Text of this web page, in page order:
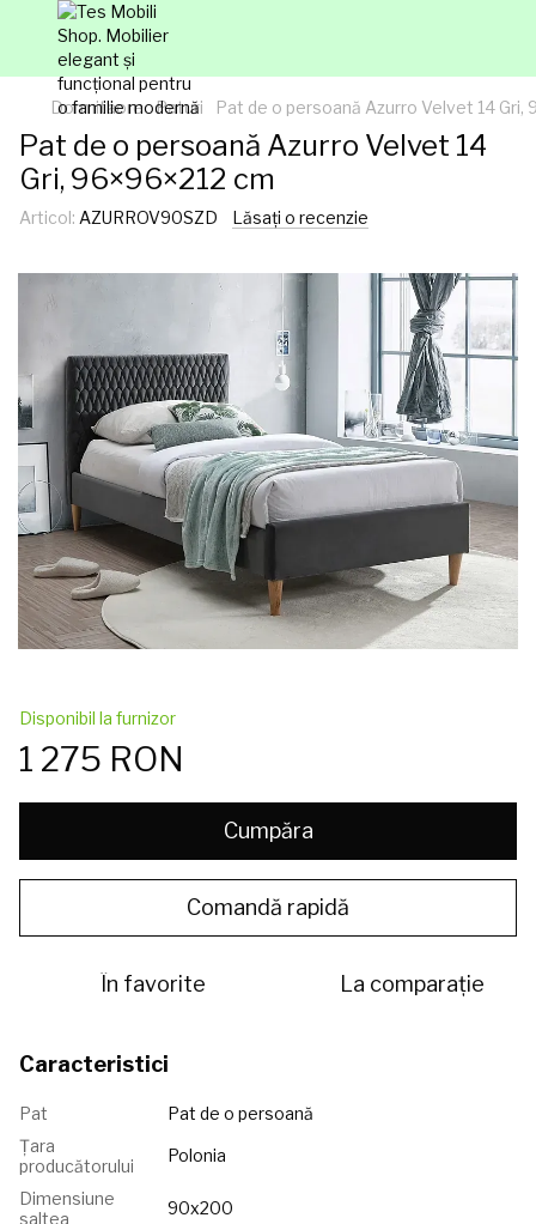
Dormitaore Paturi Pat de o persoană Azurro Velvet 14 Gri,
Pat de o persoană Azurro Velvet 14
Gri, 96×96×212 cm
Articol: AZURROV90SZD Lăsați o recenzie
Disponibil la furnizor
1 275 RON
Cumpăra
Comandă rapidă
În favorite La comparație
Caracteristici
Pat
Pat de o persoană
Țara
producătorului
Polonia
Dimensiune
saltea
90x200